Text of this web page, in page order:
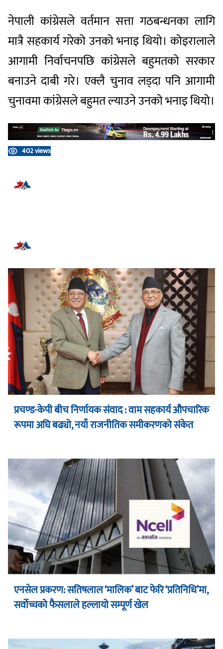
नेपाली कांग्रेसले वर्तमान सत्ता गठबन्धनका लागि
मात्रै सहकार्य गरेको उनको भनाइ थियो। कोइरालाले
आगामी निर्वाचनपछि कांग्रेसले बहुमतको सरकार
बनाउने दाबी गरे। एक्लै चुनाव लड्दा पनि आगामी
चुनावमा कांग्रेसले बहुमत ल्याउने उनको भनाइ थियो।
402 views
प्रचण्ड-केपी बीच निर्णायक संवाद : वाम सहकार्य औपचारिक
रूपमा अघि बढ्यो, नयाँ राजनीतिक समीकरणको संकेत
एनसेल प्रकरण: सतिषलाल ‘मालिक’ बाट फेरि ‘प्रतिनिधि’मा,
सर्वोच्चको फैसलाले हल्लायो सम्पूर्ण खेल